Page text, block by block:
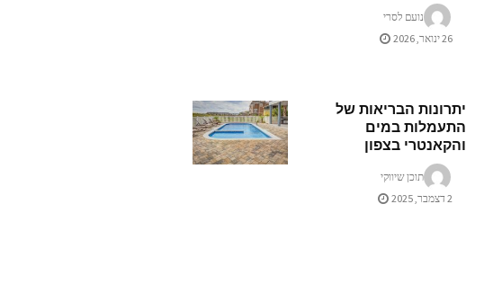
נועם לסרי
26 ינואר, 2026
יתרונות הבריאות של
התעמלות במים
והקאנטרי בצפון
תוכן שיווקי
2 דצמבר, 2025